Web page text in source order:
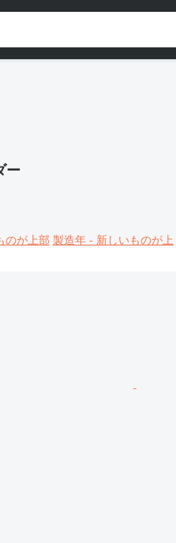
ー
のが上部 製造年 - 新しいものが上